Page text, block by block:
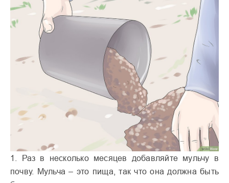
1. Раз в несколько месяцев добавляйте мульчу в
почву. Мульча – это пища, так что она должна быть